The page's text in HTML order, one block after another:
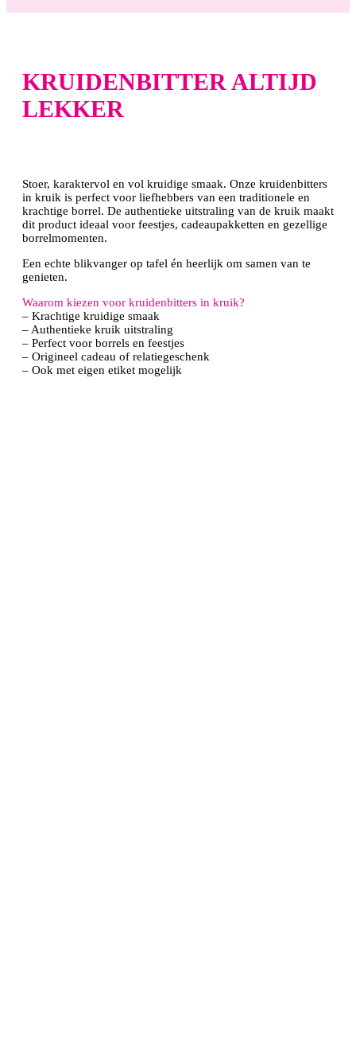
KRUIDENBITTER ALTIJD
LEKKER
Stoer, karaktervol en vol kruidige smaak. Onze kruidenbitters
in kruik is perfect voor liefhebbers van een traditionele en
krachtige borrel. De authentieke uitstraling van de kruik maakt
dit product ideaal voor feestjes, cadeaupakketten en gezellige
borrelmomenten.
Een echte blikvanger op tafel én heerlijk om samen van te
genieten.
Waarom kiezen voor kruidenbitters in kruik?
– Krachtige kruidige smaak
– Authentieke kruik uitstraling
– Perfect voor borrels en feestjes
– Origineel cadeau of relatiegeschenk
– Ook met eigen etiket mogelijk